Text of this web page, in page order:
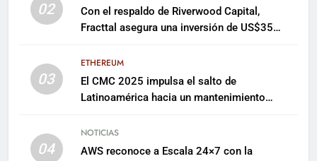
02
Con el respaldo de Riverwood Capital,
Fracttal asegura una inversión de US$35
03
ETHEREUM
El CMC 2025 impulsa el salto de
Latinoamérica hacia un mantenimiento
04
NOTICIAS
AWS reconoce a Escala 24×7 con la